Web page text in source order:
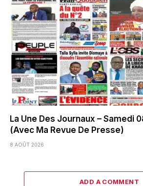
La Une Des Journaux – Samedi
(Avec Ma Revue De Presse)
8 AOÛT 2026
ADD A COMMENT